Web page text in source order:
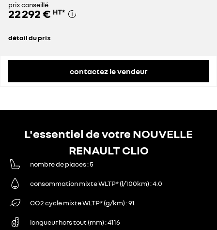
prix conseillé
22 292 € HT*
détail du prix
contactez le vendeur
L'essentiel de votre NOUVELLE
RENAULT CLIO
nombre de places 5
consommation mixte WLTP* (l/100km) 4.0
CO2 cycle mixte WLTP* (g/km) 91
longueur hors tout (mm) 4116